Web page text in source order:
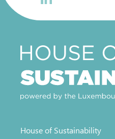
House of Sustainability